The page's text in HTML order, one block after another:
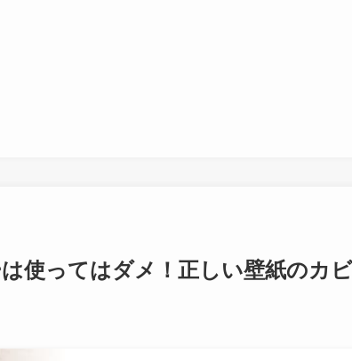
使ってはダメ！正しい壁紙のカ